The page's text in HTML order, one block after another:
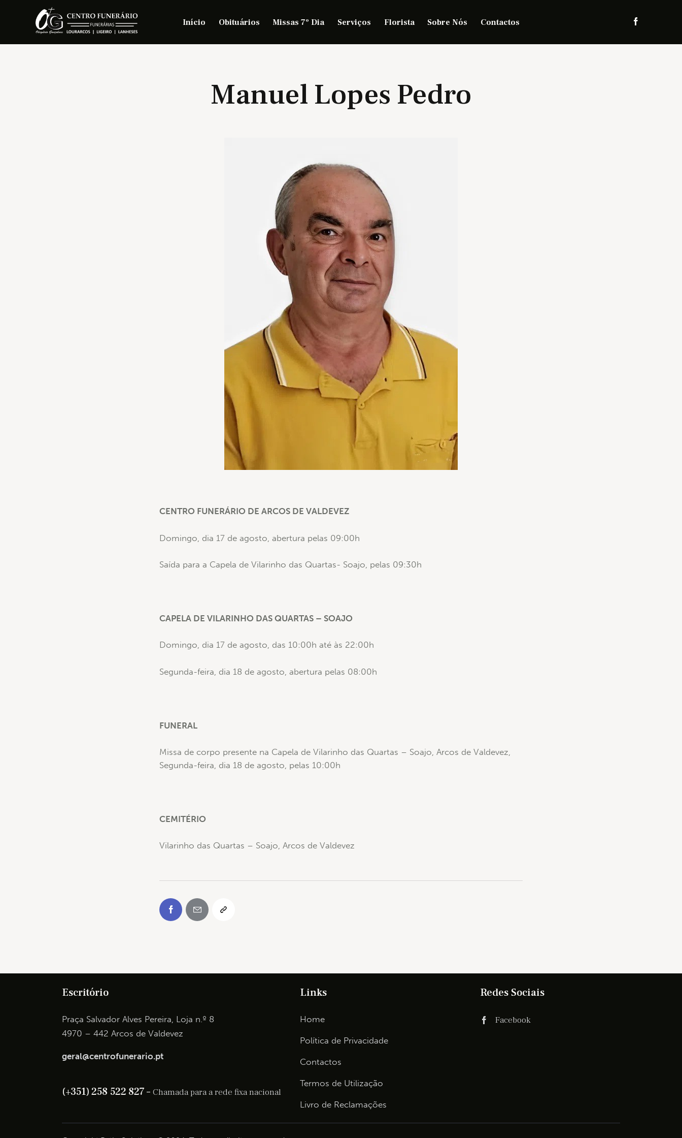
Início Obituários Missas 7º Dia Serviços Florista Sobre Nós Contactos
Manuel Lopes Pedro
CENTRO FUNERÁRIO DE ARCOS DE VALDEVEZ
Domingo, dia 17 de agosto, abertura pelas 09:00h
Saída para a Capela de Vilarinho das Quartas- Soajo, pelas 09:30h
CAPELA DE VILARINHO DAS QUARTAS – SOAJO
Domingo, dia 17 de agosto, das 10:00h até às 22:00h
Segunda-feira, dia 18 de agosto, abertura pelas 08:00h
FUNERAL
Missa de corpo presente na Capela de Vilarinho das Quartas – Soajo, Arcos de Valdevez,
Segunda-feira, dia 18 de agosto, pelas 10:00h
CEMITÉRIO
Vilarinho das Quartas – Soajo, Arcos de Valdevez
Escritório
Praça Salvador Alves Pereira, Loja n.º 8
4970 – 442 Arcos de Valdevez
geral@centrofunerario.pt
(+351) 258 522 827 – Chamada para a rede fixa nacional
Links
Home
Política de Privacidade
Contactos
Termos de Utilização
Livro de Reclamações
Redes Sociais
Facebook